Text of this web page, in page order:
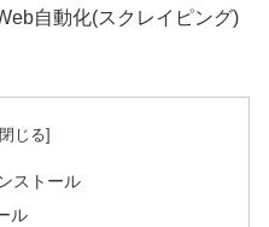
自動化(スクレイピング)
ストール
ル